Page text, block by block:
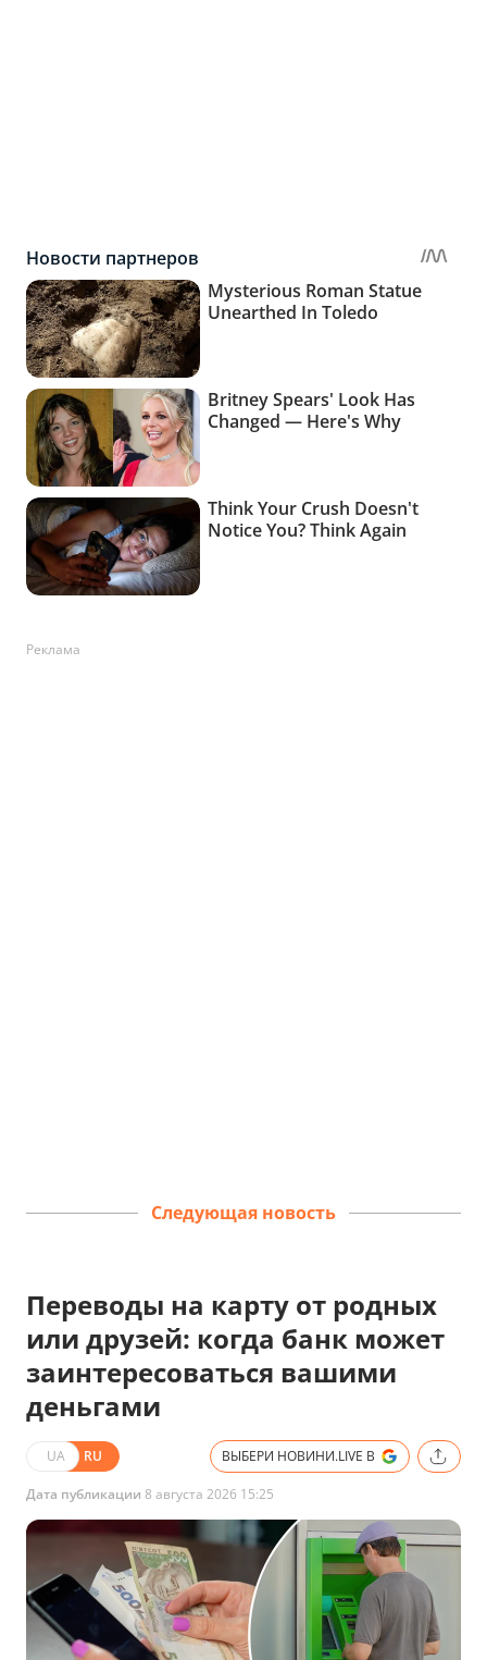
Реклама
Следующая новость
Переводы на карту от родных
или друзей: когда банк может
заинтересоваться вашими
деньгами
UA RU ВЫБЕРИ НОВИНИ.LIVE В
Дата публикации 8 августа 2026 15:25